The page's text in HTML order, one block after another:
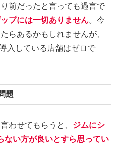
前だったと言っても過言で
プには一切ありません。今
らあるかもしれませんが、
入している店舗はゼロで
題
わせてもらうと、 ジムにシ
ない方が良いとすら思ってい